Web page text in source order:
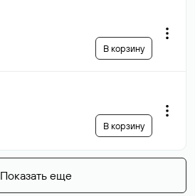
В корзину
В корзину
Показать еще